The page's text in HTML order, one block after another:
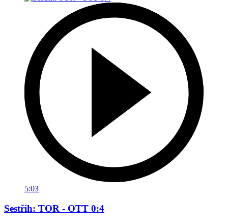
5:03
Sestřih: TOR - OTT 0:4